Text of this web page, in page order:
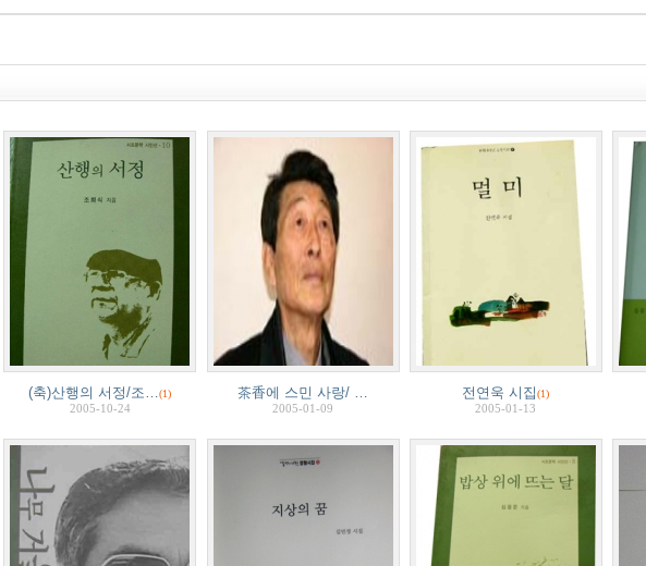
(축)산행의 서정/조…(1)
2005-10-24
茶香에 스민 사랑/ …
2005-01-09
전연욱 시집(1)
2005-01-13